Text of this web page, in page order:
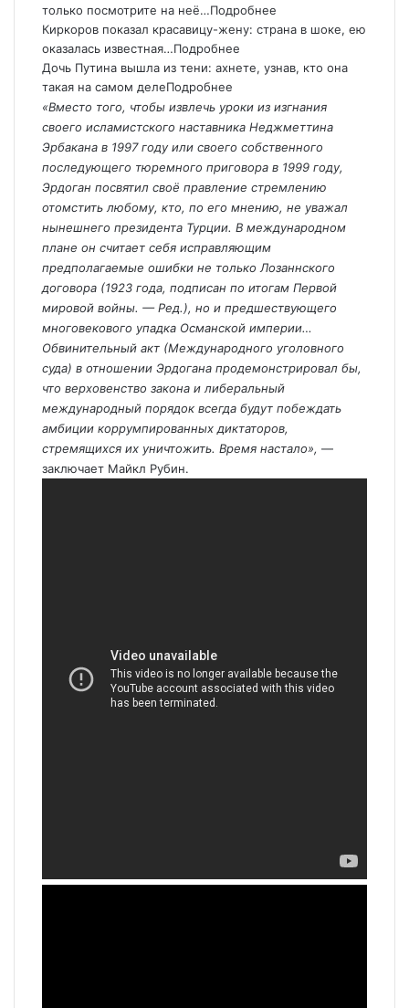
только посмотрите на неё…Подробнее
Киркоров показал красавицу-жену: страна в шоке, ею
оказалась известная…Подробнее
Дочь Путина вышла из тени: ахнете, узнав, кто она
такая на самом делеПодробнее
«Вместо того, чтобы извлечь уроки из изгнания
своего исламистского наставника Неджметтина
Эрбакана в 1997 году или своего собственного
последующего тюремного приговора в 1999 году,
Эрдоган посвятил своё правление стремлению
отомстить любому, кто, по его мнению, не уважал
нынешнего президента Турции. В международном
плане он считает себя исправляющим
предполагаемые ошибки не только Лозаннского
договора (1923 года, подписан по итогам Первой
мировой войны. — Ред.), но и предшествующего
многовекового упадка Османской империи…
Обвинительный акт (Международного уголовного
суда) в отношении Эрдогана продемонстрировал бы,
что верховенство закона и либеральный
международный порядок всегда будут побеждать
амбиции коррумпированных диктаторов,
стремящихся их уничтожить. Время настало», —
заключает Майкл Рубин.